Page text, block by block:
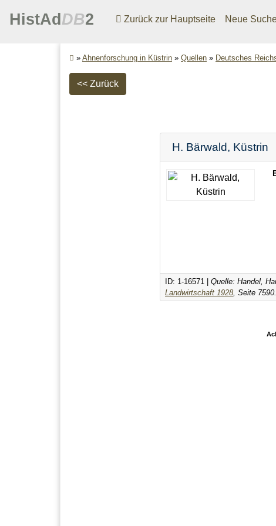
HistAd DB2 Zurück zur Hauptseite Neue
» Ahnenforschung in Küstrin » Quellen » Deutsches
<< Zurück
H. Bärwald, Küstrin
ID: 1-16571 | Quelle: Handel,
Landwirtschaft 1928, Seite 7590.